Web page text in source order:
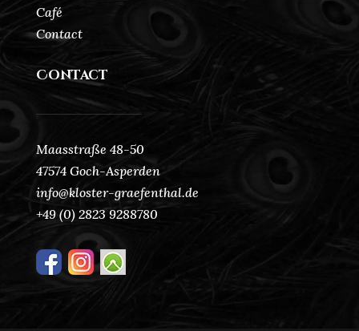
Café
Contact
Contact
Maasstraße 48-50
47574 Goch-Asperden
info@kloster-graefenthal.de
+49 (0) 2823 9288780